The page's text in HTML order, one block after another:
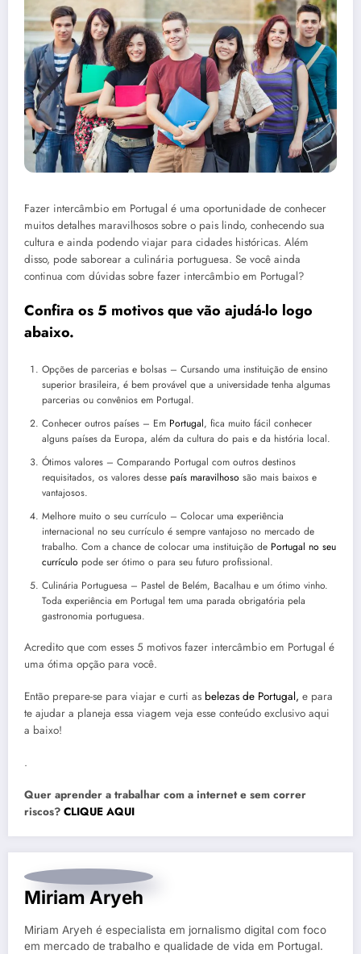
Fazer intercâmbio em Portugal é uma oportunidade de conhecer
muitos detalhes maravilhosos sobre o pais lindo, conhecendo sua
cultura e ainda podendo viajar para cidades históricas. Além
disso, pode saborear a culinária portuguesa. Se você ainda
continua com dúvidas sobre fazer intercâmbio em Portugal?
Confira os 5 motivos que vão ajudá-lo logo
abaixo.
Opções de parcerias e bolsas – Cursando uma instituição de ensino
superior brasileira, é bem provável que a universidade tenha algumas
parcerias ou convênios em Portugal.
Conhecer outros países – Em Portugal, fica muito fácil conhecer
alguns países da Europa, além da cultura do pais e da história local.
Ótimos valores – Comparando Portugal com outros destinos
requisitados, os valores desse país maravilhoso são mais baixos e
vantajosos.
Melhore muito o seu currículo – Colocar uma experiência
internacional no seu currículo é sempre vantajoso no mercado de
trabalho. Com a chance de colocar uma instituição de Portugal no seu
currículo pode ser ótimo o para seu futuro profissional.
Culinária Portuguesa – Pastel de Belém, Bacalhau e um ótimo vinho.
Toda experiência em Portugal tem uma parada obrigatória pela
gastronomia portuguesa.
Acredito que com esses 5 motivos fazer intercâmbio em Portugal é
uma ótima opção para você.
Então prepare-se para viajar e curti as belezas de Portugal, e para
te ajudar a planeja essa viagem veja esse conteúdo exclusivo aqui
a baixo!
.
Quer aprender a trabalhar com a internet e sem correr
riscos? CLIQUE AQUI
Miriam Aryeh
Miriam Aryeh é especialista em jornalismo digital com foco
em mercado de trabalho e qualidade de vida em Portugal.